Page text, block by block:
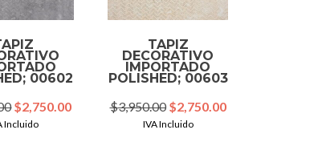
00602
Original
price
$2,750.00Current
Incluido
TAPIZ
DECORATIVO
IMPORTADO
POLISHED; 00603
$3,950.00 Original
price
$2,750.00Current
IVA Incluido